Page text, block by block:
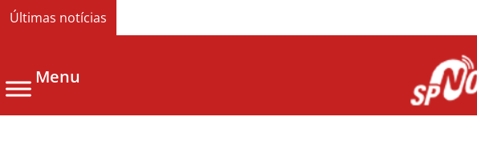
Últimas notícias
Menu